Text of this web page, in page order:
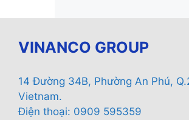
VINANCO GROUP
14 Đường 34B, Phường An Phú,
Vietnam.
Điện thoại: 0909 595359